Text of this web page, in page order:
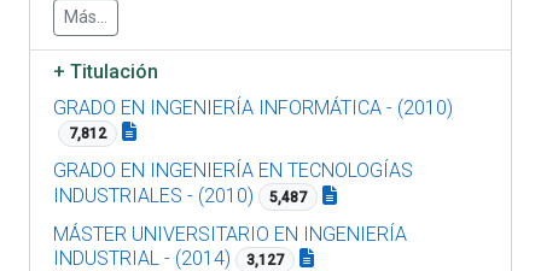
Más...
+Titulación
GRADO EN INGENIERÍA INFORMÁTICA - (2010)
7,812
GRADO EN INGENIERÍA EN TECNOLOGÍAS
INDUSTRIALES - (2010)
5,487
MÁSTER UNIVERSITARIO EN INGENIERÍA
INDUSTRIAL - (2014)
3,127